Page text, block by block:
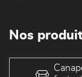
Nos